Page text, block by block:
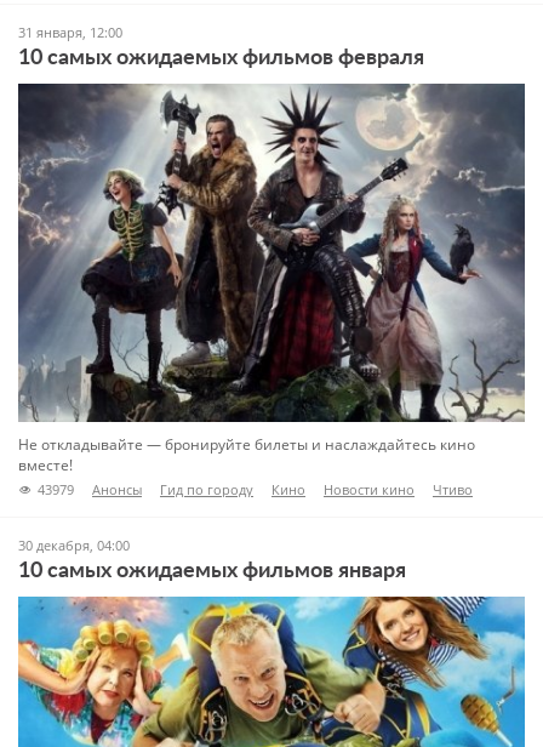
31 января, 12:00
10 самых ожидаемых фильмов февраля
Не откладывайте — бронируйте билеты и наслаждайтесь кино
вместе!
43979 Анонсы Гид по городу Кино Новости кино Чтиво
30 декабря, 04:00
10 самых ожидаемых фильмов января